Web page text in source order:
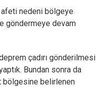
afeti nedeni bölgeye
göndermeye devam
çadırı gönderilmesi
Bundan sonra da
bölgesine belirlenen